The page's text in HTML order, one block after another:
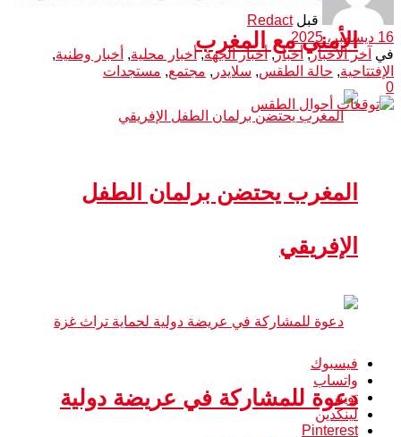
الأمني مع المغرب
المغرب يحتضن برلمان الطفل
الإفريقي
دعوة للمشاركة في عريضة دولية
قبل Redact
16 ديسمبر، 2025
في آخر الأخبار,أخبار,أخبار الجهة,أخبار محلية, أخبار وطنية,
الإفتتاحية, حالة الطقس, سلايدر , مجتمع, مستجدات
0
فيسبوك
واتساب
تويتر
لينكدين
Pinterest